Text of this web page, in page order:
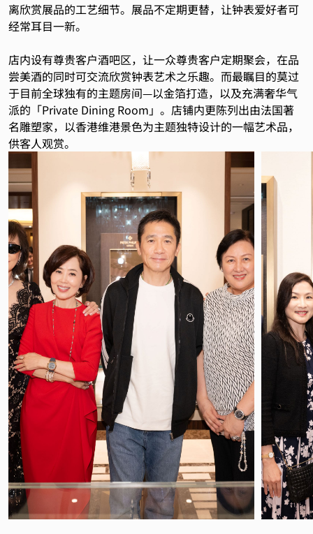
离欣赏展品的工艺细节。展品不定期更替，让钟表爱好者可
经常耳目一新。
店内设有尊贵客户酒吧区，让一众尊贵客户定期聚会，在品
尝美酒的同时可交流欣赏钟表艺术之乐趣。而最瞩目的莫过
于目前全球独有的主题房间—以金箔打造，以及充满奢华气
派的「Private Dining Room」。店铺内更陈列出由法国著
名雕塑家，以香港维港景色为主题独特设计的一幅艺术品，
供客人观赏。